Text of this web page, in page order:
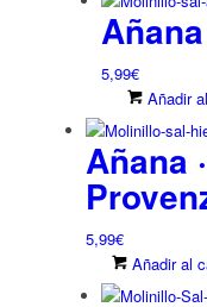
5,99€
Añadir
Añana
5,99€
Añadir al